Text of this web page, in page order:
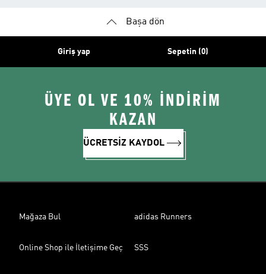
Başa dön
Giriş yap Sepetin (0)
ÜYE OL VE 10% İNDİRİM
KAZAN
ÜCRETSİZ KAYDOL
Mağaza Bul adidas Runners
Online Shop ile İletişime Geç SSS